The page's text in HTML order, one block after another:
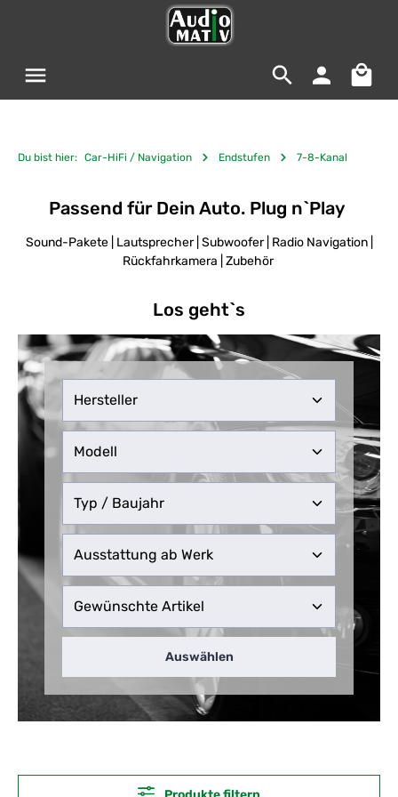
Du bist hier: Car-HiFi / Navigation Endstufen 7-8-Kanal
Passend für Dein Auto. Plug n`Play
Sound-Pakete | Lautsprecher | Subwoofer | Radio Navigation |
Rückfahrkamera | Zubehör
Los geht`s
Auswählen